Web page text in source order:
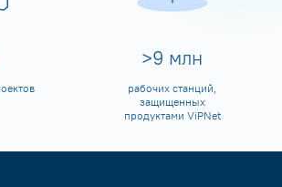
>10 млн
рабочих станций,
защищенных
продуктами ViPNet